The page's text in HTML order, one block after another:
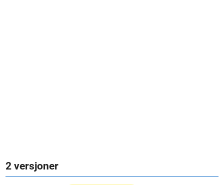
2 versjoner